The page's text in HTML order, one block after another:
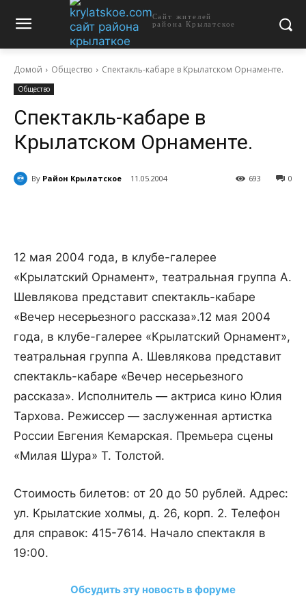
Сайт жителей
района Крылатское
Домой Общество Спектакль-кабаре в Крылатском Орнаменте.
Общество
Спектакль-кабаре в
Крылатском Орнаменте.
By Район Крылатское 11.05.2004 0
693
12 мая 2004 года, в клубе-галерее
«Крылатский Орнамент», театральная группа А.
Шевлякова представит спектакль-кабаре
«Вечер несерьезного рассказа».12 мая 2004
года, в клубе-галерее «Крылатский Орнамент»,
театральная группа А. Шевлякова представит
спектакль-кабаре «Вечер несерьезного
рассказа». Исполнитель — актриса кино Юлия
Тархова. Режиссер — заслуженная артистка
России Евгения Кемарская. Премьера сцены
«Милая Шура» Т. Толстой.
Стоимость билетов: от 20 до 50 рублей. Адрес:
ул. Крылатские холмы, д. 26, корп. 2. Телефон
для справок: 415-7614. Начало спектакля в
19:00.
Обсудить эту новость в форуме